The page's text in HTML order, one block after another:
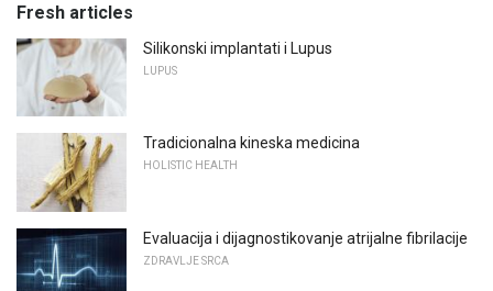
Fresh articles
Silikonski implantati i Lupus
LUPUS
Tradicionalna kineska medicina
HOLISTIC HEALTH
Evaluacija i dijagnostikovanje atrijalne fibrilacije
ZDRAVLJE SRCA